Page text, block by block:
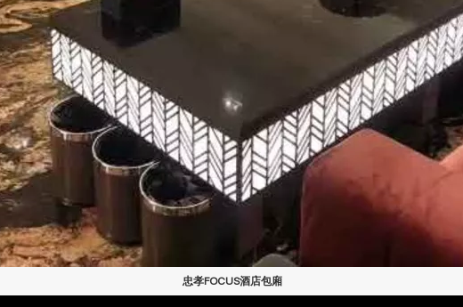
忠孝FOCUS酒店包廂